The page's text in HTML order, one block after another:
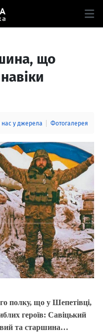
що
нас у джерела Фотогалерея
полку, що у Шепетівці,
героїв: Савіцький
та старшина…